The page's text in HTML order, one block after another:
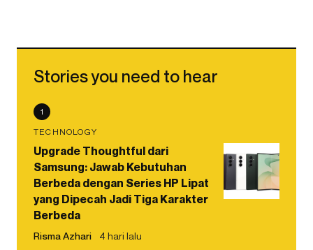
Stories you need to hear
1
TECHNOLOGY
Upgrade Thoughtful dari
Samsung: Jawab Kebutuhan
Berbeda dengan Series HP Lipat
yang Dipecah Jadi Tiga Karakter
Berbeda
Risma Azhari 4 hari lalu